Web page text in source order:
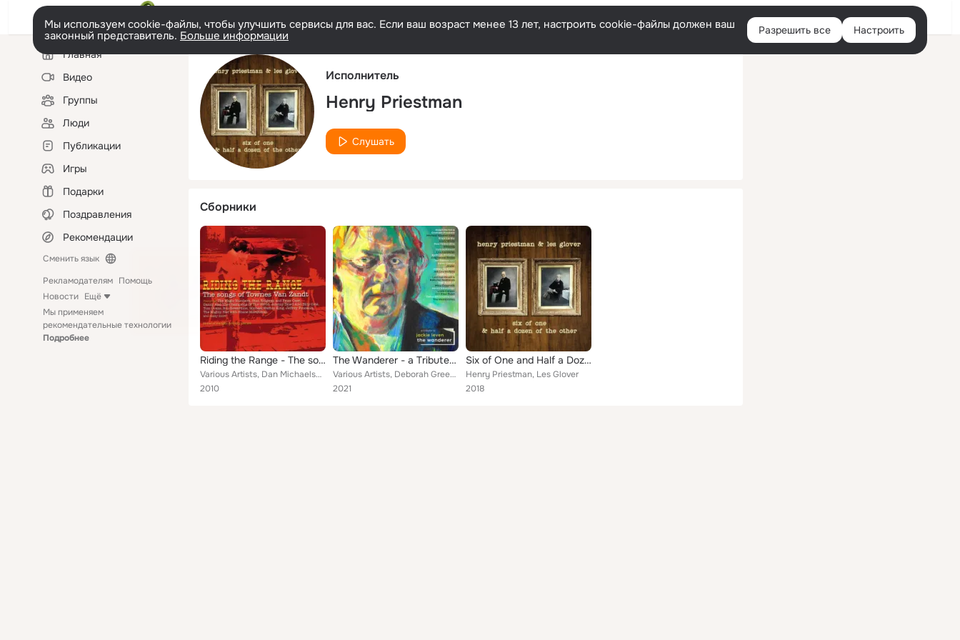
Русский Войти
Мы используем cookie-файлы, чтобы улучшить сервисы для вас. Если ваш возраст менее 13 лет, настроить cookie-файлы должен ваш
законный представитель. Больше информации Разрешить все Настроить
Левая
колонкаГлавная
Видео
Группы
Люди
Публикации
Игры
Подарки
Поздравления
Рекомендации
Сменить язык
Рекламодателям Помощь
Новости Ещё
Мы применяем
рекомендательные технологии
Подробнее
Исполнитель
Henry Priestman
Слушать
Сборники
Riding the Range - The songs of Townes Van Zandt
Various Artists, Dan Michaelson, Rob Dunsford, Michael Weston King, Peter Bruntnell, Townes Van Zandt and the Calvins, Tom Ovans...
2010
The Wanderer - a Tribute to Jackie Leven
Various Artists, Deborah Greenwood, Ian Rankin, Arksong, Dog House Roses, James Yorkston, Tom Robinson, Michael Weston King, And...
2021
Six of One and Half a Dozen of the Other
Henry Priestman, Les Glover
2018